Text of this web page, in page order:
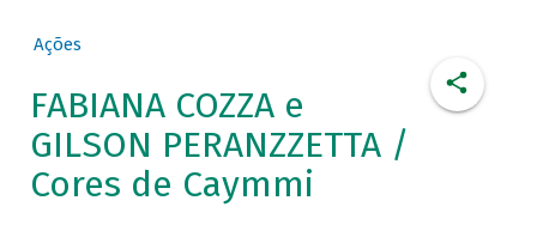
Ações
FABIANA COZZA e
GILSON PERANZZETTA /
Cores de Caymmi